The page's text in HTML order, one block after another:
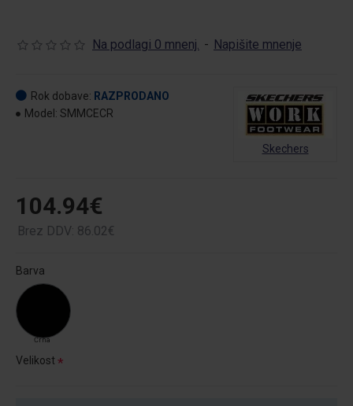
Na podlagi 0 mnenj. - Napišite mnenje
104.94€
Brez DDV: 86.02€
Rok dobave: RAZPRODANO
Model: SMMCECR
Skechers
Barva
Črna
Velikost